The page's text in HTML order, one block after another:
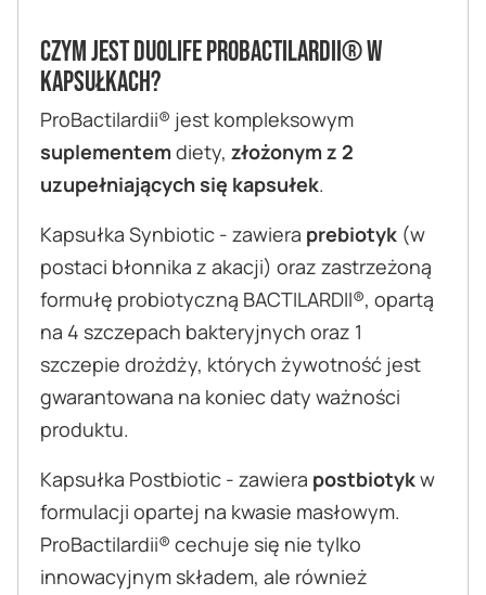
Czym jest DUOLIFE ProBactilardii® w
kapsułkach?
ProBactilardii® jest kompleksowym
suplementem diety, złożonym z 2
uzupełniających się kapsułek.
Kapsułka Synbiotic - zawiera prebiotyk (w
postaci błonnika z akacji) oraz zastrzeżoną
formułę probiotyczną BACTILARDII®, opartą
na 4 szczepach bakteryjnych oraz 1
szczepie drożdży, których żywotność jest
gwarantowana na koniec daty ważności
produktu.
Kapsułka Postbiotic - zawiera postbiotykw
formulacji opartej na kwasie masłowym.
ProBactilardii® cechuje się nie tylko
innowacyjnym składem, ale również